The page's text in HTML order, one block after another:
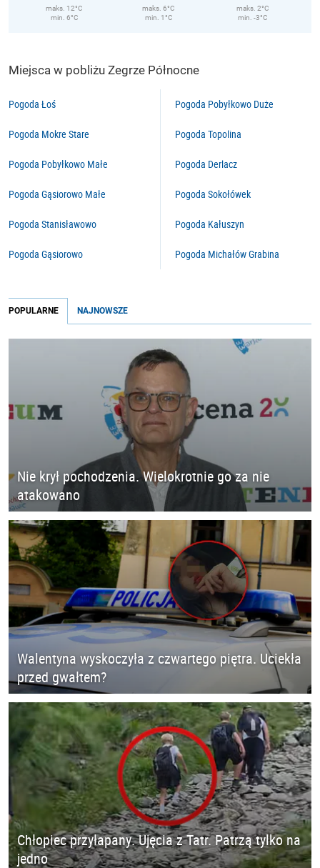
maks. 12°C
min. 6°C
maks. 6°C
min. 1°C
maks. 2°C
min. -3°C
Miejsca w pobliżu Zegrze Północne
Pogoda Łoś
Pogoda Mokre Stare
Pogoda Pobyłkowo Małe
Pogoda Gąsiorowo Małe
Pogoda Stanisławowo
Pogoda Gąsiorowo
Pogoda Pobyłkowo Duże
Pogoda Topolina
Pogoda Derlacz
Pogoda Sokołówek
Pogoda Kałuszyn
Pogoda Michałów Grabina
POPULARNE NAJNOWSZE
Nie krył pochodzenia. Wielokrotnie go za nie
atakowano
Walentyna wyskoczyła z czwartego piętra. Uciekła
przed gwałtem?
Chłopiec przyłapany. Ujęcia z Tatr. Patrzą tylko na
jedno